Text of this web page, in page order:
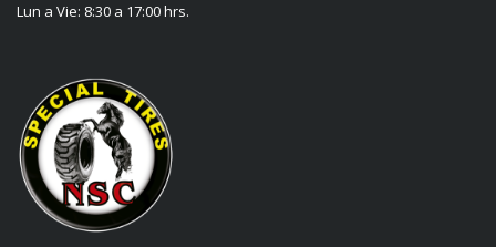
Lun a Vie: 8:30 a 17:00 hrs.